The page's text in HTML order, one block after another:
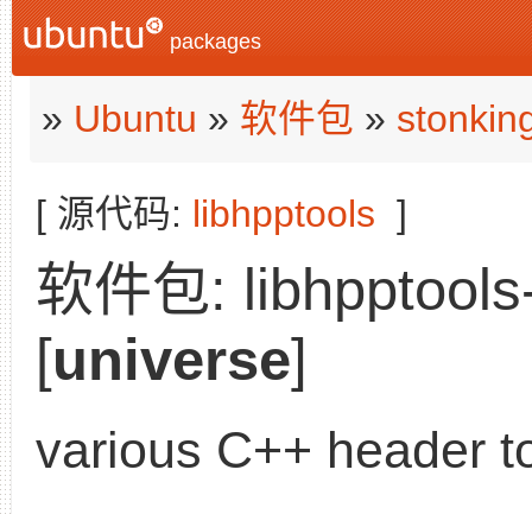
packages
» Ubuntu » 软件包 »
[ 源代码: libhpptools ]
软件包:
[universe]
various C++ header